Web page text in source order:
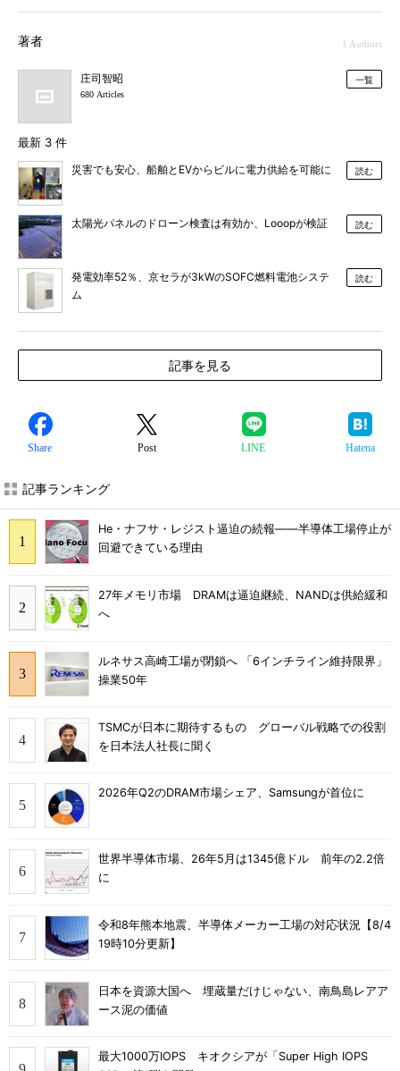
著者 1 Authors
庄司智昭
680 Articles
一覧
最新 3 件
災害でも安心、船舶とEVからビルに電力供給を可能に 読む
太陽光パネルのドローン検査は有効か、Looopが検証 読む
発電効率52％、京セラが3kWのSOFC燃料電池システ
ム
読む
記事を見る
Share Post LINE Hatena
記事ランキング
He・ナフサ・レジスト逼迫の続報――半導体工場停止が
回避できている理由
27年メモリ市場 DRAMは逼迫継続、NANDは供給緩和
へ
ルネサス高崎工場が閉鎖へ 「6インチライン維持限界」
操業50年
TSMCが日本に期待するもの グローバル戦略での役割
を日本法人社長に聞く
2026年Q2のDRAM市場シェア、Samsungが首位に
世界半導体市場、26年5月は1345億ドル 前年の2.2倍
に
令和8年熊本地震、半導体メーカー工場の対応状況【8/4
19時10分更新】
日本を資源大国へ 埋蔵量だけじゃない、南鳥島レアア
ース泥の価値
最大1000万IOPS キオクシアが「Super High IOPS